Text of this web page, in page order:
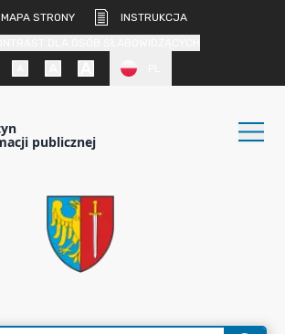
MAPA STRONY
INSTRUKCJA
publicznej